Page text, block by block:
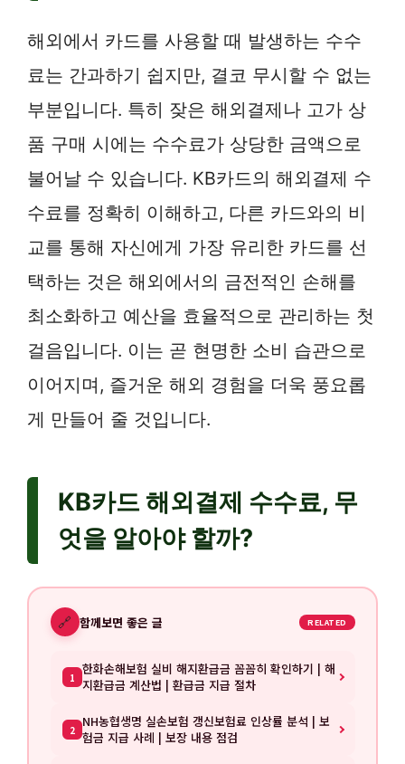
해외에서 카드를 사용할 때 발생하는 수수
료는 간과하기 쉽지만, 결코 무시할 수 없는
부분입니다. 특히 잦은 해외결제나 고가 상
품 구매 시에는 수수료가 상당한 금액으로
불어날 수 있습니다. KB카드의 해외결제 수
수료를 정확히 이해하고, 다른 카드와의 비
교를 통해 자신에게 가장 유리한 카드를 선
택하는 것은 해외에서의 금전적인 손해를
최소화하고 예산을 효율적으로 관리하는 첫
걸음입니다. 이는 곧 현명한 소비 습관으로
이어지며, 즐거운 해외 경험을 더욱 풍요롭
게 만들어 줄 것입니다.
KB카드 해외결제 수수료, 무
엇을 알아야 할까?
🔗 함께보면 좋은 글 RELATED
1 한화손해보험 실비 해지환급금 꼼꼼히 확인하기 | 해
지환급금 계산법 | 환급금 지급 절차
2 NH농협생명 실손보험 갱신보험료 인상률 분석 | 보
험금 지급 사례 | 보장 내용 점검